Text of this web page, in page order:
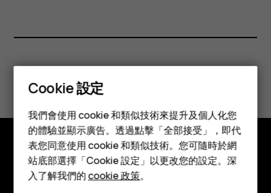
智慧型手機
功能型手機
配件
平板電腦
探索
Cookie 設定
我們會使用 cookie 和類似技術來提升及個人化您
的體驗並顯示廣告。透過點擊「全部接受」，即代
表您同意使用 cookie 和類似技術。您可隨時於網
站底部選擇「Cookie 設定」以更改您的設定。深
入了解我們的cookie 政策。